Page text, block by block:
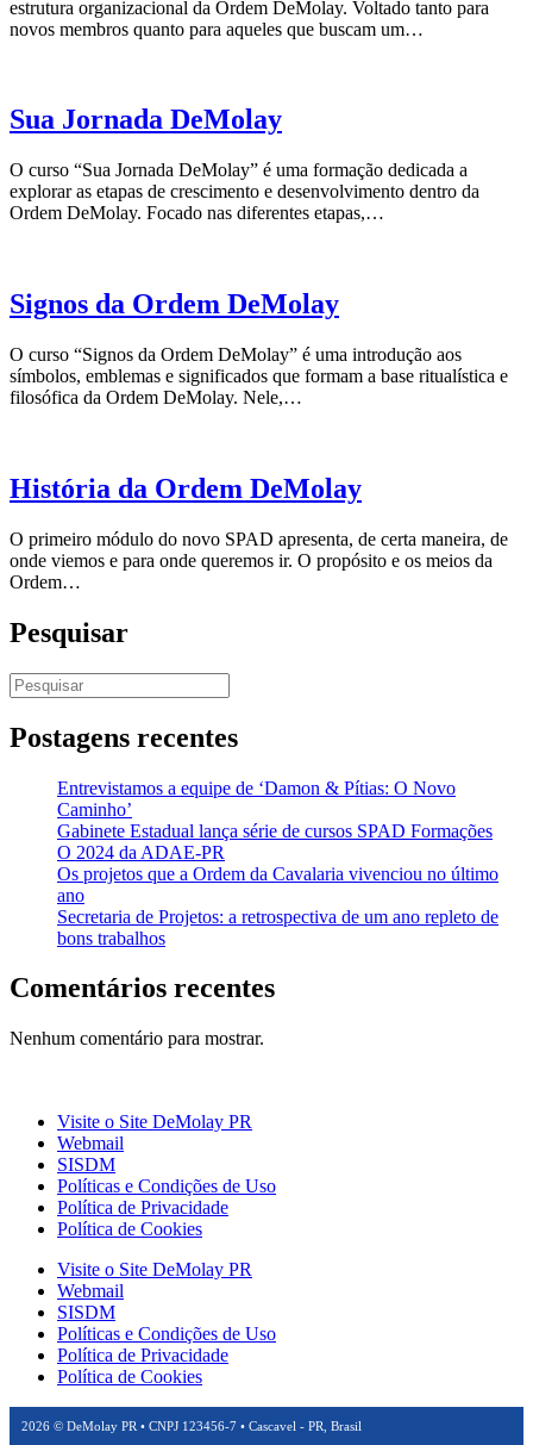
estrutura organizacional da Ordem DeMolay. Voltado tanto para
novos membros quanto para aqueles que buscam um…
Sua Jornada DeMolay
O curso “Sua Jornada DeMolay” é uma formação dedicada a
explorar as etapas de crescimento e desenvolvimento dentro da
Ordem DeMolay. Focado nas diferentes etapas,…
Signos da Ordem DeMolay
O curso “Signos da Ordem DeMolay” é uma introdução aos
símbolos, emblemas e significados que formam a base ritualística e
filosófica da Ordem DeMolay. Nele,…
História da Ordem DeMolay
O primeiro módulo do novo SPAD apresenta, de certa maneira, de
onde viemos e para onde queremos ir. O propósito e os meios da
Ordem…
Pesquisar
Pesquisar
por:
Postagens recentes
Entrevistamos a equipe de ‘Damon & Pítias: O Novo
Caminho’
Gabinete Estadual lança série de cursos SPAD Formações
O 2024 da ADAE-PR
Os projetos que a Ordem da Cavalaria vivenciou no último
ano
Secretaria de Projetos: a retrospectiva de um ano repleto de
bons trabalhos
Comentários recentes
Nenhum comentário para mostrar.
Visite o Site DeMolay PR
Webmail
SISDM
Políticas e Condições de Uso
Política de Privacidade
Política de Cookies
Visite o Site DeMolay PR
Webmail
SISDM
Políticas e Condições de Uso
Política de Privacidade
Política de Cookies
2026 © DeMolay PR • CNPJ 123456-7 • Cascavel - PR, Brasil